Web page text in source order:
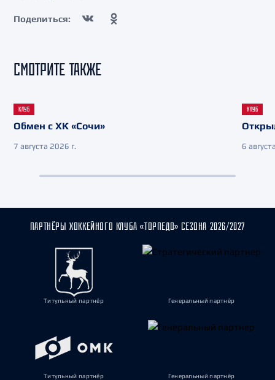
Поделиться:
СМОТРИТЕ ТАКЖЕ
КЛУБ
Обмен с ХК «Сочи»
7 августа 2026 г.
КЛУБ
6
ПАРТНЁРЫ ХОККЕЙНОГО КЛУБА «ТОРПЕДО» СЕЗОНА 2026/2027
Титульный партнёр Генеральный партнёр
Титульный партнёр Генеральный партнёр